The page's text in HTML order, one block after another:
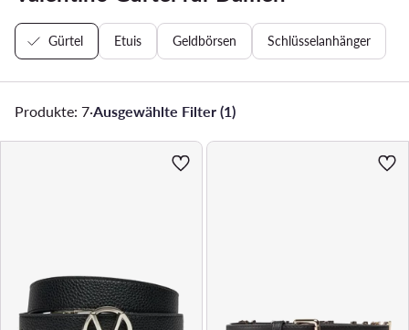
Gürtel Etuis Geldbörsen Schlüsselanhänger
Produkte: 7·Ausgewählte Filter (1)